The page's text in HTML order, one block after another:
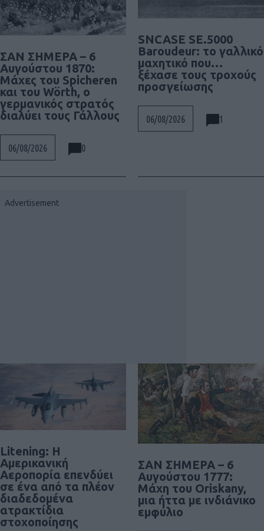
ΣΑΝ ΣΗΜΕΡΑ – 6
Αυγούστου 1870:
Μάχες του Spicheren
και του Wörth, ο
γερμανικός στρατός
διαλύει τους Γάλλους
06/08/2026 0
SNCASE SE.5000
Baroudeur: το γαλλικό
μαχητικό που…
ξέχασε τους τροχούς
προσγείωσης
06/08/2026 1
Litening: Η
Αμερικανική
Αεροπορία επενδύει
σε ένα από τα πλέον
διαδεδομένα
ατρακτίδια
στοχοποίησης
ΣΑΝ ΣΗΜΕΡΑ – 6
Αυγούστου 1777:
Μάχη του Oriskany,
μια ήττα με ινδιάνικο
εμφύλιο